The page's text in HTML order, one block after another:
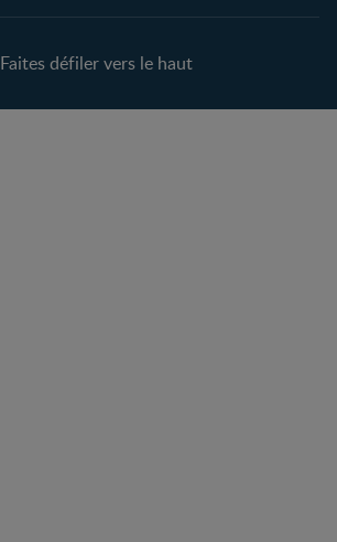
Faites défiler vers le haut